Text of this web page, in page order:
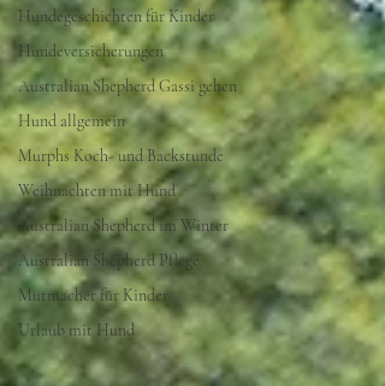
Hundegeschichten für Kinder
Hundeversicherungen
Australian Shepherd Gassi gehen
Hund allgemein
Murphs Koch- und Backstunde
Weihnachten mit Hund
Australian Shepherd im Winter
Australian Shepherd Pflege
Mutmacher für Kinder
Urlaub mit Hund